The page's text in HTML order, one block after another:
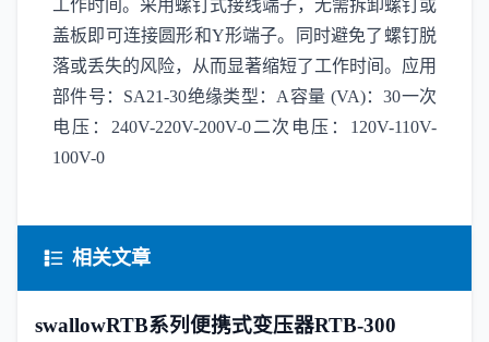
工作时间。采用螺钉式接线端子，无需拆卸螺钉或
盖板即可连接圆形和Y形端子。同时避免了螺钉脱
落或丢失的风险，从而显著缩短了工作时间。应用
部件号：SA21-30绝缘类型：A容量 (VA)：30一次
电压：240V-220V-200V-0二次电压：120V-110V-
100V-0
相关文章
swallowRTB系列便携式变压器RTB-300